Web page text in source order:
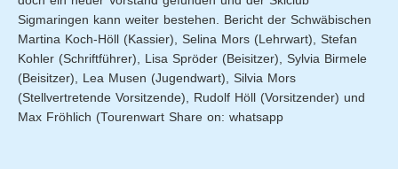
Sigmaringen kann weiter bestehen. Bericht der Schwäbischen
Martina Koch-Höll (Kassier), Selina Mors (Lehrwart), Stefan
Kohler (Schriftführer), Lisa Spröder (Beisitzer), Sylvia Birmele
(Beisitzer), Lea Musen (Jugendwart), Silvia Mors
(Stellvertretende Vorsitzende), Rudolf Höll (Vorsitzender) und
Max Fröhlich (Tourenwart Share on: whatsapp